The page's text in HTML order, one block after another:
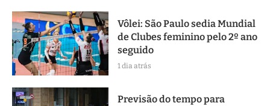
Vôlei: São Paulo sedia Mundial
de Clubes feminino pelo 2º ano
seguido
1 dia atrás
Previsão do tempo para